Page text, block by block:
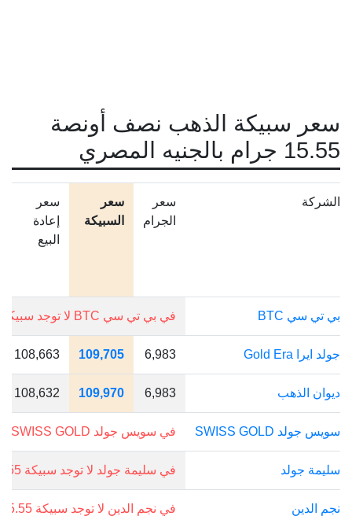
سعر سبيكة الذهب نصف أونصة
15.55 جرام بالجنيه المصري
الشركة
سعر
الجرام
سعر
السبيكة
سعر
إعادة
البيع
بي تي سي BTC في بي تي سي BTC لا توجد سبيكة 15.55 جرام.
جولد ايرا Gold Era 6,983
109,705
108,663
ديوان الذهب 6,983
109,970
108,632
سويس جولد SWISS GOLD في سويس جولد SWISS GOLD لا توجد سبيكة 15.55 جرام.
سليمة جولد في سليمة جولد لا توجد سبيكة 15.55 جرام.
نجم الدين في نجم الدين لا توجد سبيكة 15.55 جرام.